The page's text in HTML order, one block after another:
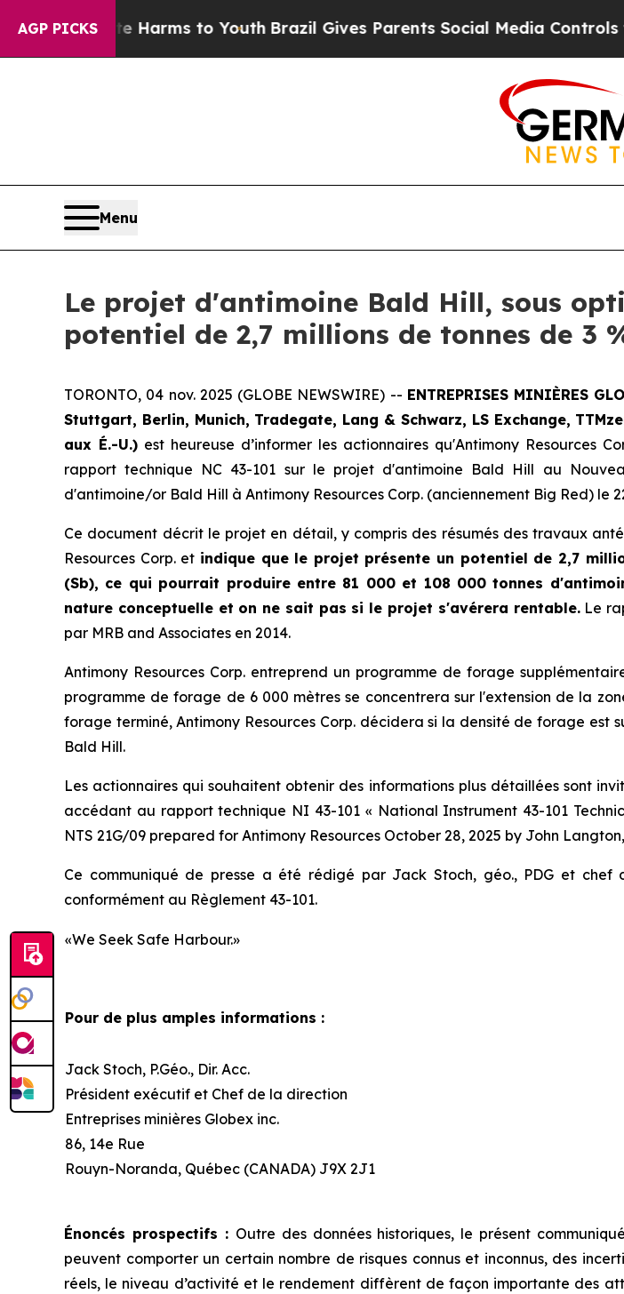
AGP PICKS
Abate Harms to YouthBrazil Gives Parents Social Media Controls for
Menu
Le projet d'antimoine Bald Hill, sous
potentiel de 2,7 millions de tonnes de 3
TORONTO, 04 nov. 2025 (GLOBE NEWSWIRE) -- ENTREPRISES MINIÈRES
Stuttgart, Berlin, Munich, Tradegate, Lang & Schwarz, LS Exchange,
aux É.-U.)est heureuse d’informer les actionnaires qu'Antimony Resources
rapport technique NC 43-101 sur le projet d'antimoine Bald Hill au
d'antimoine/or Bald Hill à Antimony Resources Corp. (anciennement Big Red) le
Ce document décrit le projet en détail, y compris des résumés des travaux
Resources Corp. et indique que le projet présente un potentiel de 2,7
(Sb), ce qui pourrait produire entre 81 000 et 108 000 tonnes
nature conceptuelle et on ne sait pas si le projet s'avérera rentable.Le
par MRB and Associates en 2014.
Antimony Resources Corp. entreprend un programme de forage
programme de forage de 6 000 mètres se concentrera sur l'extension de la
forage terminé, Antimony Resources Corp. décidera si la densité de forage
Bald Hill.
Les actionnaires qui souhaitent obtenir des informations plus détaillées sont
accédant au rapport technique NI 43-101 « National Instrument 43-101
NTS 21G/09 prepared for Antimony Resources October 28, 2025 by John
Ce communiqué de presse a été rédigé par Jack Stoch, géo., PDG et
conformément au Règlement 43-101.
«We Seek Safe Harbour.»
Pour de plus amples informations :
Jack Stoch, P.Géo., Dir. Acc.
Président exécutif et Chef de la direction
Entreprises minières Globex inc.
86, 14e Rue
Rouyn-Noranda, Québec (CANADA) J9X 2J1
Énoncés prospectifs : Outre des données historiques, le présent
peuvent comporter un certain nombre de risques connus et inconnus, des
réels, le niveau d’activité et le rendement diffèrent de façon importante des